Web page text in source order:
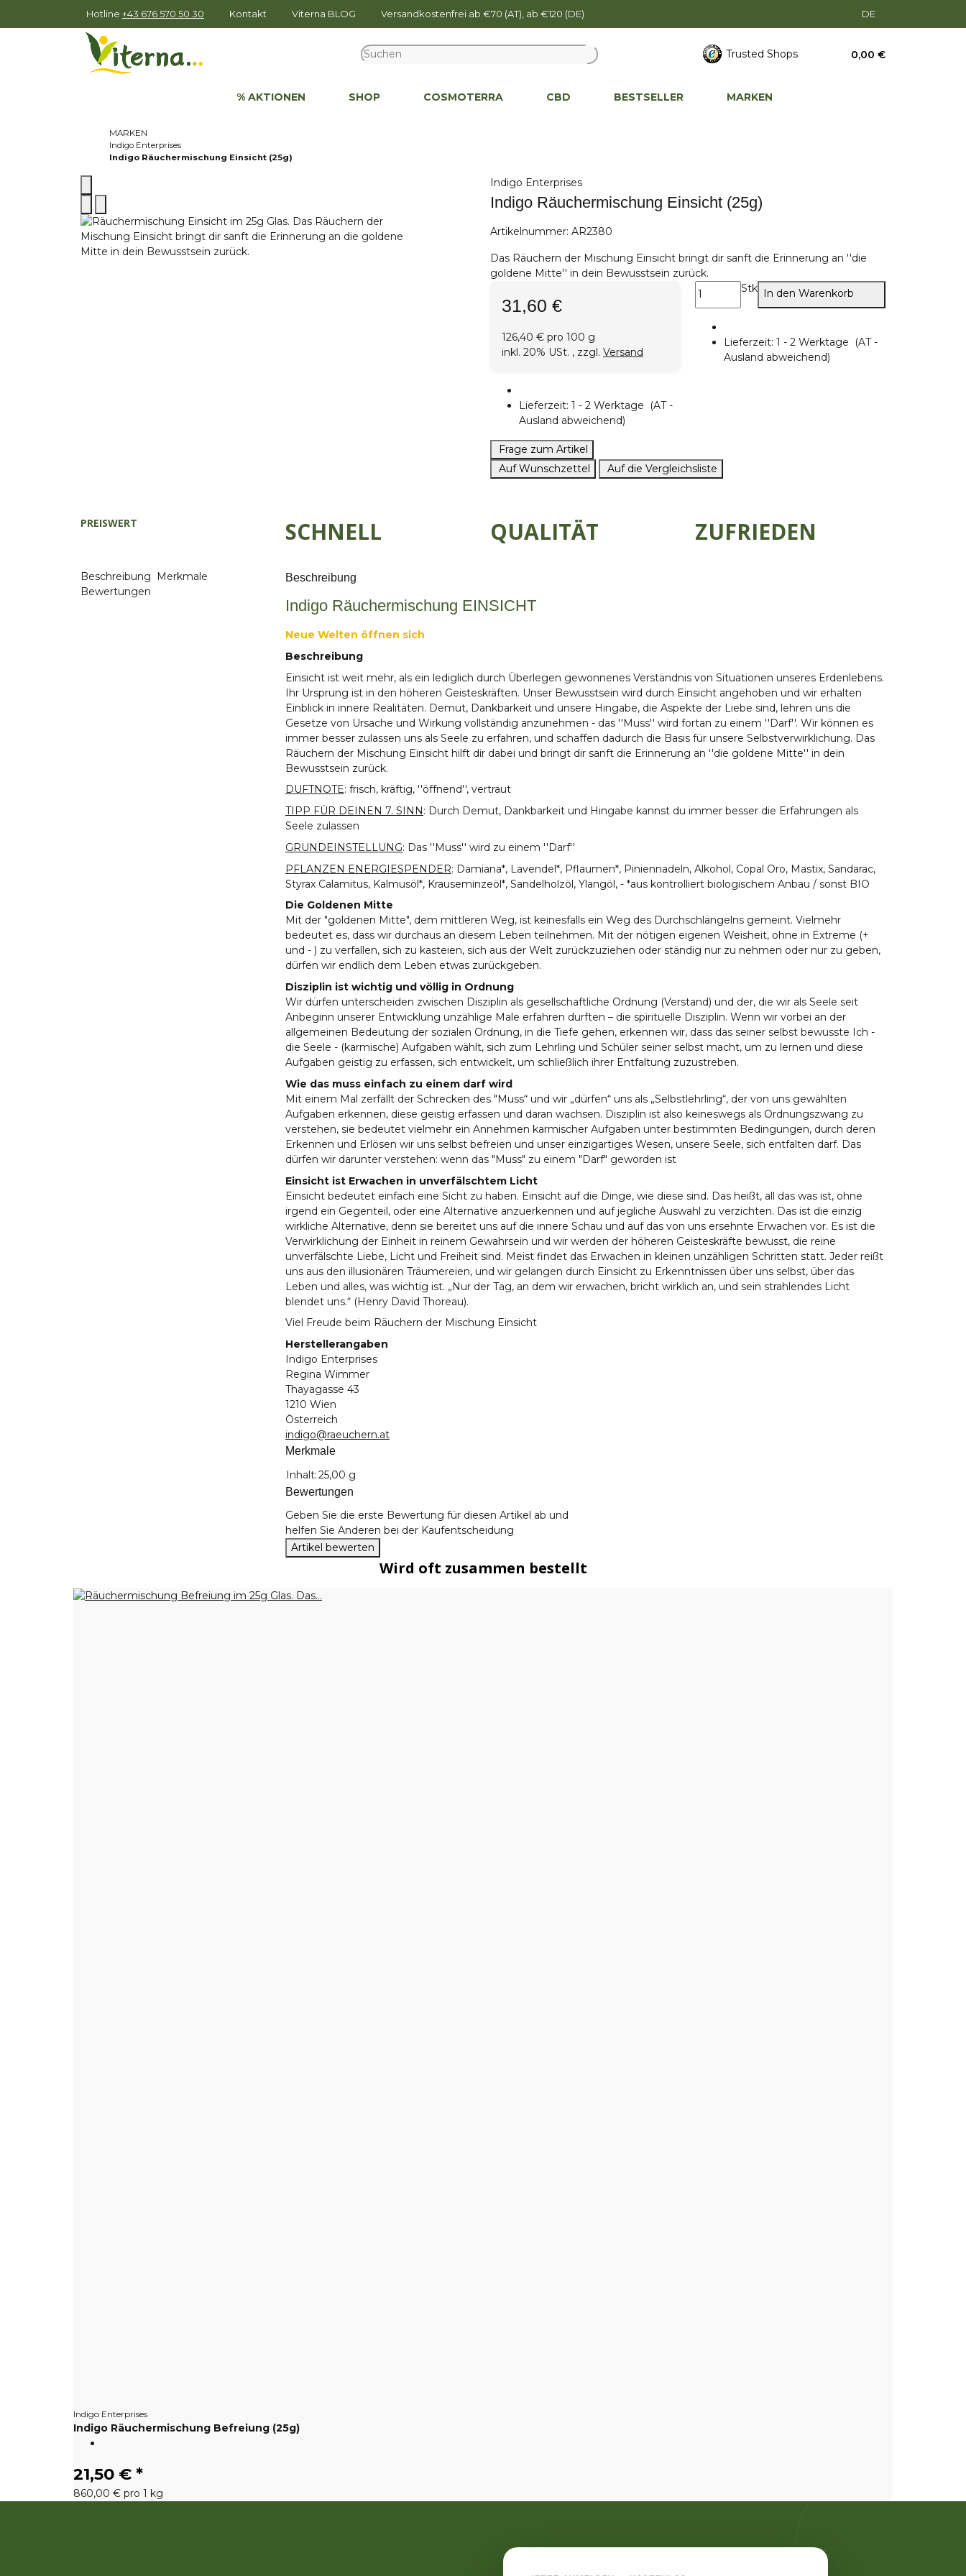
Hotline +43 676 570 50 30 Kontakt Viterna BLOG Versandkostenfrei ab €70 (AT), ab €120 (DE) DE
Trusted Shops 0,00 €
% AKTIONEN SHOP COSMOTERRA CBD BESTSELLER MARKEN
MARKEN
Indigo Enterprises
Indigo Räuchermischung Einsicht (25g)
Indigo Enterprises
Indigo Räuchermischung Einsicht (25g)
Artikelnummer: AR2380
Das Räuchern der Mischung Einsicht bringt dir sanft die Erinnerung an ''die
goldene Mitte'' in dein Bewusstsein zurück.
31,60 €
126,40 € pro 100 g
inkl. 20% USt. , zzgl. Versand
Lieferzeit: 1 - 2 Werktage
(AT -
Ausland abweichend)
Stk In den Warenkorb
Lieferzeit: 1 - 2 Werktage
(AT -
Ausland abweichend)
Frage zum Artikel
Auf Wunschzettel
Auf die Vergleichsliste
PREISWERT SCHNELL QUALITÄT ZUFRIEDEN
Beschreibung
Merkmale
Bewertungen
Beschreibung
Indigo Räuchermischung EINSICHT
Neue Welten öffnen sich
Beschreibung
Einsicht ist weit mehr, als ein lediglich durch Überlegen gewonnenes Verständnis von Situationen unseres Erdenlebens.
Ihr Ursprung ist in den höheren Geisteskräften. Unser Bewusstsein wird durch Einsicht angehoben und wir erhalten
Einblick in innere Realitäten. Demut, Dankbarkeit und unsere Hingabe, die Aspekte der Liebe sind, lehren uns die
Gesetze von Ursache und Wirkung vollständig anzunehmen - das ''Muss'' wird fortan zu einem ''Darf''. Wir können es
immer besser zulassen uns als Seele zu erfahren, und schaffen dadurch die Basis für unsere Selbstverwirklichung. Das
Räuchern der Mischung Einsicht hilft dir dabei und bringt dir sanft die Erinnerung an ''die goldene Mitte'' in dein
Bewusstsein zurück.
DUFTNOTE: frisch, kräftig, ''öffnend'', vertraut
TIPP FÜR DEINEN 7. SINN: Durch Demut, Dankbarkeit und Hingabe kannst du immer besser die Erfahrungen als
Seele zulassen
GRUNDEINSTELLUNG: Das ''Muss'' wird zu einem ''Darf''
PFLANZEN ENERGIESPENDER: Damiana*, Lavendel*, Pflaumen*, Piniennadeln, Alkohol, Copal Oro, Mastix, Sandarac,
Styrax Calamitus, Kalmusöl*, Krauseminzeöl*, Sandelholzöl, Ylangöl, - *aus kontrolliert biologischem Anbau / sonst BIO
Die Goldenen Mitte
Mit der "goldenen Mitte", dem mittleren Weg, ist keinesfalls ein Weg des Durchschlängelns gemeint. Vielmehr
bedeutet es, dass wir durchaus an diesem Leben teilnehmen. Mit der nötigen eigenen Weisheit, ohne in Extreme (+
und - ) zu verfallen, sich zu kasteien, sich aus der Welt zurückzuziehen oder ständig nur zu nehmen oder nur zu geben,
dürfen wir endlich dem Leben etwas zurückgeben.
Disziplin ist wichtig und völlig in Ordnung
Wir dürfen unterscheiden zwischen Disziplin als gesellschaftliche Ordnung (Verstand) und der, die wir als Seele seit
Anbeginn unserer Entwicklung unzählige Male erfahren durften – die spirituelle Disziplin. Wenn wir vorbei an der
allgemeinen Bedeutung der sozialen Ordnung, in die Tiefe gehen, erkennen wir, dass das seiner selbst bewusste Ich -
die Seele - (karmische) Aufgaben wählt, sich zum Lehrling und Schüler seiner selbst macht, um zu lernen und diese
Aufgaben geistig zu erfassen, sich entwickelt, um schließlich ihrer Entfaltung zuzustreben.
Wie das muss einfach zu einem darf wird
Mit einem Mal zerfällt der Schrecken des "Muss“ und wir „dürfen“ uns als „Selbstlehrling“, der von uns gewählten
Aufgaben erkennen, diese geistig erfassen und daran wachsen. Disziplin ist also keineswegs als Ordnungszwang zu
verstehen, sie bedeutet vielmehr ein Annehmen karmischer Aufgaben unter bestimmten Bedingungen, durch deren
Erkennen und Erlösen wir uns selbst befreien und unser einzigartiges Wesen, unsere Seele, sich entfalten darf. Das
dürfen wir darunter verstehen: wenn das "Muss" zu einem "Darf" geworden ist
Einsicht ist Erwachen in unverfälschtem Licht
Einsicht bedeutet einfach eine Sicht zu haben. Einsicht auf die Dinge, wie diese sind. Das heißt, all das was ist, ohne
irgend ein Gegenteil, oder eine Alternative anzuerkennen und auf jegliche Auswahl zu verzichten. Das ist die einzig
wirkliche Alternative, denn sie bereitet uns auf die innere Schau und auf das von uns ersehnte Erwachen vor. Es ist die
Verwirklichung der Einheit in reinem Gewahrsein und wir werden der höheren Geisteskräfte bewusst, die reine
unverfälschte Liebe, Licht und Freiheit sind. Meist findet das Erwachen in kleinen unzähligen Schritten statt. Jeder reißt
uns aus den illusionären Träumereien, und wir gelangen durch Einsicht zu Erkenntnissen über uns selbst, über das
Leben und alles, was wichtig ist. „Nur der Tag, an dem wir erwachen, bricht wirklich an, und sein strahlendes Licht
blendet uns.“ (Henry David Thoreau).
Viel Freude beim Räuchern der Mischung Einsicht
Herstellerangaben
Indigo Enterprises
Regina Wimmer
Thayagasse 43
1210 Wien
Österreich
indigo@raeuchern.at
Merkmale
Produkteigenschaft
Wert
Inhalt:25,00 g
Bewertungen
Geben Sie die erste Bewertung für diesen Artikel ab und
helfen Sie Anderen bei der Kaufentscheidung
Artikel bewerten
Wird oft zusammen bestellt
Indigo Enterprises
Indigo Räuchermischung Befreiung (25g)
21,50 € *
860,00 € pro 1 kg